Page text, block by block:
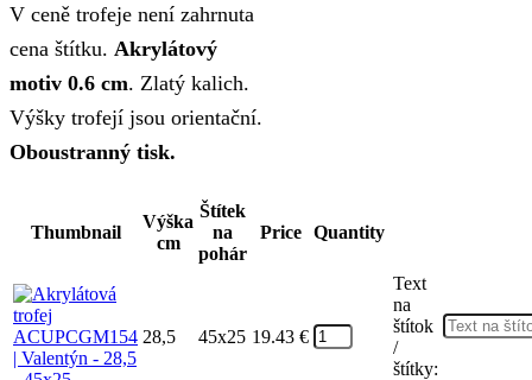
V ceně trofeje není zahrnuta
cena štítku. Akrylátový
motiv 0.6 cm. Zlatý kalich.
Výšky trofejí jsou orientační.
Oboustranný tisk.
Thumbnail
Výška
cm
Štítek
na
pohár
Price Quantity
28,5 45x25 19.43 €
Text
na
štítok
/
štítky: